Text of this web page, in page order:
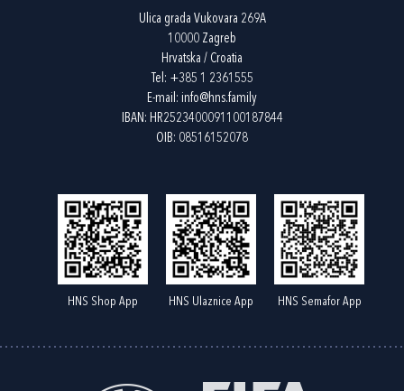
Ulica grada Vukovara 269A
10000 Zagreb
Hrvatska / Croatia
Tel: +385 1 2361555
E-mail: info@hns.family
IBAN: HR2523400091100187844
OIB: 08516152078
HNS Shop App HNS Ulaznice App HNS Semafor App